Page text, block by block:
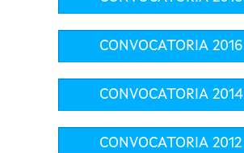
CONVOCATORIA 2016
CONVOCATORIA 2014
CONVOCATORIA 2012